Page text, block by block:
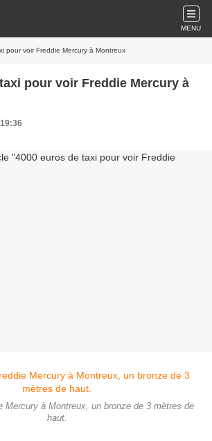
MENU
pour voir Freddie Mercury à Montreux
pour voir Freddie Mercury à
Mercury à Montreux, un bronze de 3 mètres de
haut.